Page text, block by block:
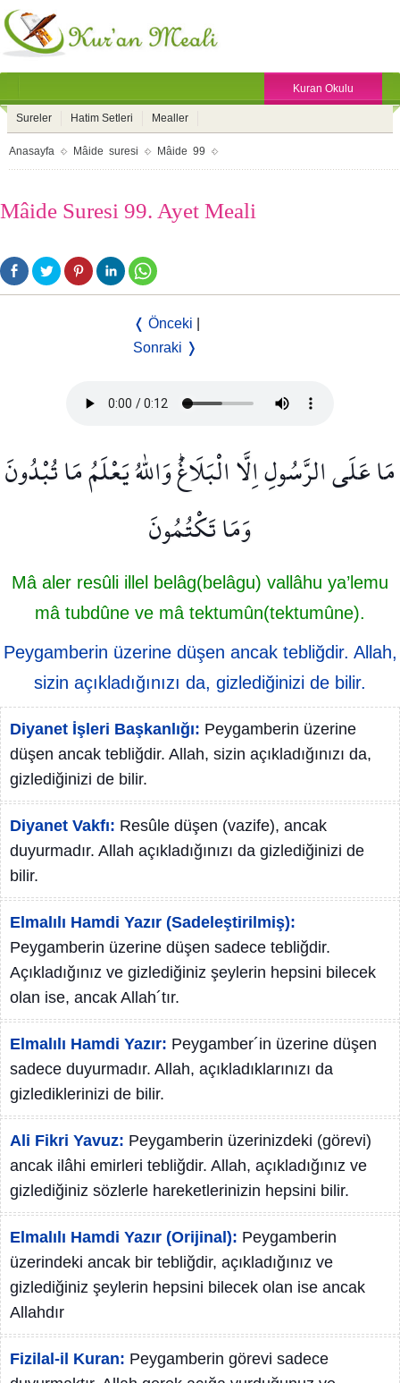
Kuran Okulu
Sureler Hatim Setleri Mealler
Anasayfa Mâide suresi Mâide 99
Mâide Suresi 99. Ayet Meali
❬ Önceki
Sonraki ❭
مَا عَلَى الرَّسُولِ اِلَّا الْبَلَاغُۜ وَاللّٰهُ يَعْلَمُ مَا تُبْدُونَ
وَمَا تَكْتُمُونَ
Mâ aler resûli illel belâg(belâgu) vallâhu ya’lemu
mâ tubdûne ve mâ tektumûn(tektumûne).
Peygamberin üzerine düşen ancak tebliğdir. Allah,
sizin açıkladığınızı da, gizlediğinizi de bilir.
Diyanet İşleri Başkanlığı: Peygamberin üzerine
düşen ancak tebliğdir. Allah, sizin açıkladığınızı da,
gizlediğinizi de bilir.
Diyanet Vakfı: Resûle düşen (vazife), ancak
duyurmadır. Allah açıkladığınızı da gizlediğinizi de
bilir.
Elmalılı Hamdi Yazır (Sadeleştirilmiş):
Peygamberin üzerine düşen sadece tebliğdir.
Açıkladığınız ve gizlediğiniz şeylerin hepsini bilecek
olan ise, ancak Allah´tır.
Elmalılı Hamdi Yazır: Peygamber´in üzerine düşen
sadece duyurmadır. Allah, açıkladıklarınızı da
gizlediklerinizi de bilir.
Ali Fikri Yavuz: Peygamberin üzerinizdeki (görevi)
ancak ilâhi emirleri tebliğdir. Allah, açıkladığınız ve
gizlediğiniz sözlerle hareketlerinizin hepsini bilir.
Elmalılı Hamdi Yazır (Orijinal): Peygamberin
üzerindeki ancak bir tebliğdir, açıkladığınız ve
gizlediğiniz şeylerin hepsini bilecek olan ise ancak
Allahdır
Fizilal-il Kuran: Peygamberin görevi sadece